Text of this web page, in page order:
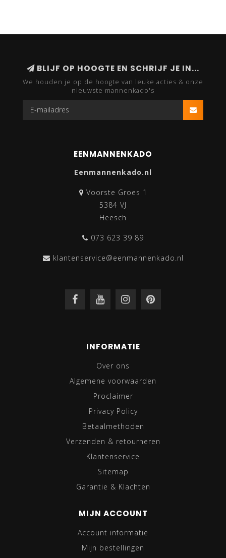
BLIJF OP HOOGTE EN SCHRIJF JE IN...
We houden je op de hoogte van leuke acties & onze
nieuwste mannenkado's
EENMANNENKADO
Eenmannenkado.nl
Voorste Groes 1
5384 VJ
Heesch
073 623 39 89
klantenservice@eenmannenkado.nl
INFORMATIE
Over ons
Algemene voorwaarden
Proclaimer
Privacy Policy
Betaalmethoden
Verzenden & retourneren
Klantenservice
Sitemap
Garantie & Klachten
MIJN ACCOUNT
Account informatie
Mijn bestellingen